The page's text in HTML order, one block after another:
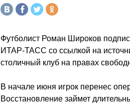
Футболист Роман Широков
ИТАР-ТАСС со ссылкой на
столичный клуб на правах
В начале июня игрок перенес
Восстановление займет